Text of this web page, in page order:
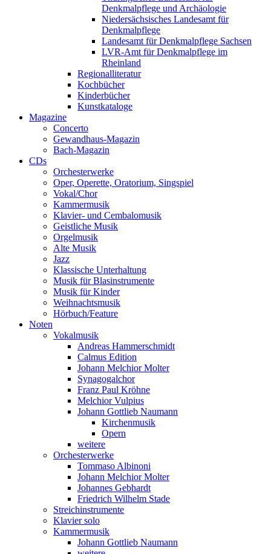
Denkmalpflege und Archäologie
Niedersächsisches Landesamt für
Denkmalpflege
Landesamt für Denkmalpflege Sachsen
LVR-Amt für Denkmalpflege im
Rheinland
Regionalliteratur
Kochbücher
Kinderbücher
Kunstkataloge
Magazine
Concerto
Gewandhaus-Magazin
Bach-Magazin
CDs
Orchesterwerke
Oper, Operette, Oratorium, Singspiel
Vokal/Chor
Kammermusik
Klavier- und Cembalomusik
Geistliche Musik
Orgelmusik
Alte Musik
Jazz
Klassische Unterhaltung
Musik für Blasinstrumente
Musik für Kinder
Weihnachtsmusik
Hörbuch/Feature
Noten
Vokalmusik
Andreas Hammerschmidt
Calmus Edition
Johann Melchior Molter
Synagogalchor
Franz Paul Kröhne
Melchior Vulpius
Johann Gottlieb Naumann
Kirchenmusik
Opern
weitere
Orchesterwerke
Tommaso Albinoni
Johann Melchior Molter
Johannes Gebhardt
Friedrich Wilhelm Stade
Streichinstrumente
Klavier solo
Kammermusik
Johann Gottlieb Naumann